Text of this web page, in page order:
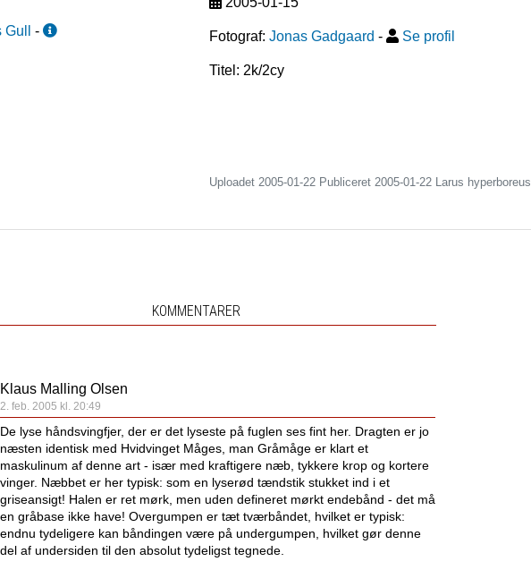
-
Fotograf: Jonas Gadgaard - Se profil
Titel: 2k/2cy
Uploadet 2005-01-22 Publiceret 2005-01-22 Larus hyperboreus
KOMMENTARER
Klaus Malling Olsen
2. feb. 2005 kl. 20:49
De lyse håndsvingfjer, der er det lyseste på fuglen ses fint her. Dragten er jo
næsten identisk med Hvidvinget Måges, man Gråmåge er klart et
maskulinum af denne art - især med kraftigere næb, tykkere krop og kortere
vinger. Næbbet er her typisk: som en lyserød tændstik stukket ind i et
griseansigt! Halen er ret mørk, men uden defineret mørkt endebånd - det må
en gråbase ikke have! Overgumpen er tæt tværbåndet, hvilket er typisk:
endnu tydeligere kan båndingen være på undergumpen, hvilket gør denne
del af undersiden til den absolut tydeligst tegnede.